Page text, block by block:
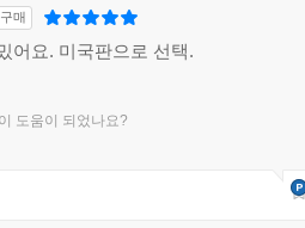
구매
어요. 미국판으로 선택.
도움이 되었나요?